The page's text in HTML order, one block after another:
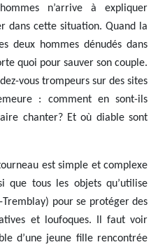
n’arrive à expliquer
dans cette situation. Quand la
deux hommes dénudés dans
quoi pour sauver son couple.
vous trompeurs sur des sites
: comment en sont-ils
chanter? Et où diable sont
est simple et complexe
que tous les objets qu’utilise
pour se protéger des
et loufoques. Il faut voir
d’une jeune fille rencontrée